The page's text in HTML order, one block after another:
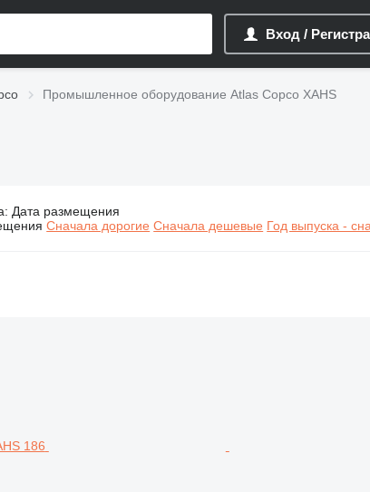
Вход /
Промышленное оборудование Atlas Copco XAHS
: Дата размещения
Сначала дорогие Сначала дешевые Год выпуска -